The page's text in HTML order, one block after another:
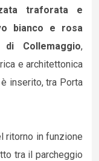
traforata e
bianco e rosa
Collemaggio,
e architettonica
inserito, tra Porta
ritorno in funzione
tra il parcheggio